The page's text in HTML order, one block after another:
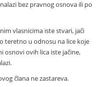
bez pravnog osnova ili po
vlasnicima iste stvari, jači
teretno u odnosu na lice koje
osnovi ovih lica iste jačine,
člana ne zastareva.